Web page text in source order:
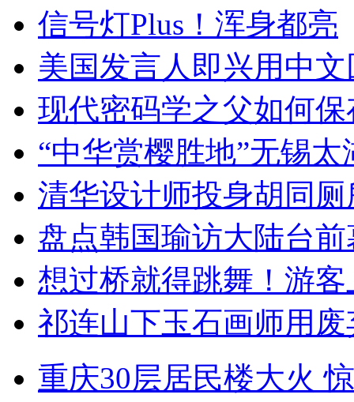
信号灯Plus！浑身都亮
美国发言人即兴用中
现代密码学之父如何
“中华赏樱胜地”无锡
清华设计师投身胡同
盘点韩国瑜访大陆台
想过桥就得跳舞！游客
祁连山下玉石画师用
重庆30层居民楼大火